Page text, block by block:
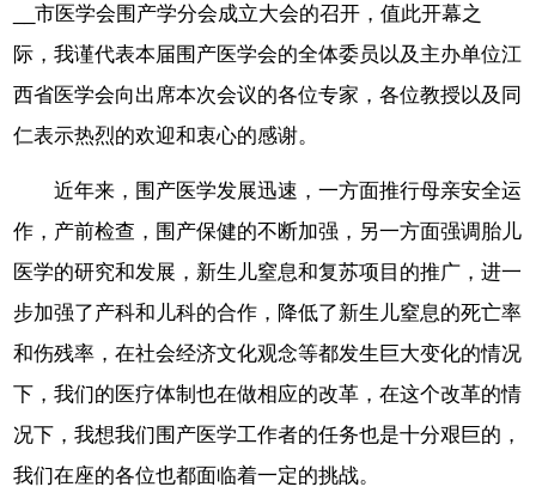
__市医学会围产学分会成立大会的召开，值此开幕之
际，我谨代表本届围产医学会的全体委员以及主办单位江
西省医学会向出席本次会议的各位专家，各位教授以及同
仁表示热烈的欢迎和衷心的感谢。
近年来，围产医学发展迅速，一方面推行母亲安全运
作，产前检查，围产保健的不断加强，另一方面强调胎儿
医学的研究和发展，新生儿窒息和复苏项目的推广，进一
步加强了产科和儿科的合作，降低了新生儿窒息的死亡率
和伤残率，在社会经济文化观念等都发生巨大变化的情况
下，我们的医疗体制也在做相应的改革，在这个改革的情
况下，我想我们围产医学工作者的任务也是十分艰巨的，
我们在座的各位也都面临着一定的挑战。